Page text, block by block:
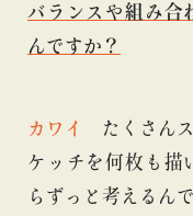
バランスや組み合
んですか？
カワイ
たくさん
ケッチを何枚も描
らずっと考えるん